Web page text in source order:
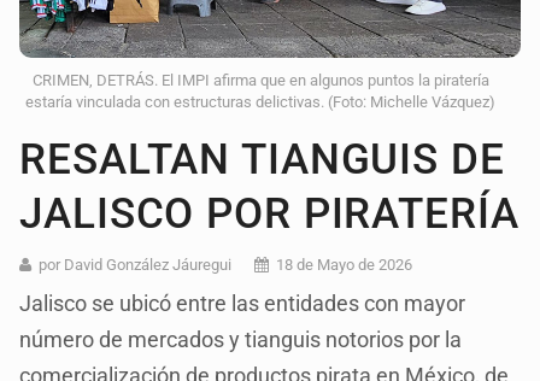
CRIMEN, DETRÁS. El IMPI afirma que en algunos puntos la piratería
estaría vinculada con estructuras delictivas. (Foto: Michelle Vázquez)
RESALTAN TIANGUIS DE
JALISCO POR PIRATERÍA
por David González Jáuregui 18 de Mayo de 2026
Jalisco se ubicó entre las entidades con mayor
número de mercados y tianguis notorios por la
comercialización de productos pirata en México, de